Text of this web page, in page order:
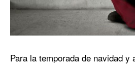
Para la temporada de navidad y